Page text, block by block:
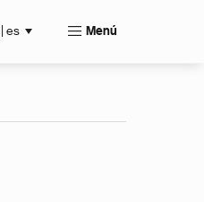
es Menú